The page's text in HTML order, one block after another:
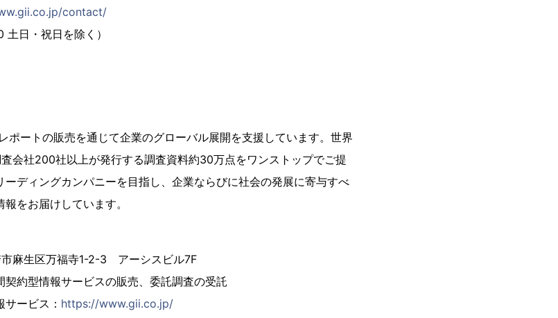
contact/
日・祝日を除く）
ポートの販売を通じて企業のグローバル展開を支援しています。世界
会社200社以上が発行する調査資料約30万点をワンストップでご提
ディングカンパニーを目指し、企業ならびに社会の発展に寄与すべ
をお届けしています。
麻生区万福寺1-2-3 アーシスビル7F
約型情報サービスの販売、委託調査の受託
ービス： https://www.gii.co.jp/